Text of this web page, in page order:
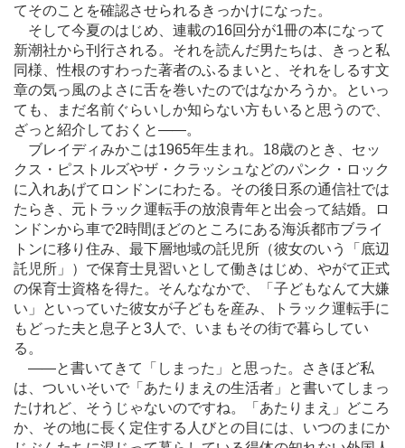
てそのことを確認させられるきっかけになった。
そして今夏のはじめ、連載の16回分が1冊の本になって
新潮社から刊行される。それを読んだ男たちは、きっと私
同様、性根のすわった著者のふるまいと、それをしるす文
章の気っ風のよさに舌を巻いたのではなかろうか。といっ
ても、まだ名前ぐらいしか知らない方もいると思うので、
ざっと紹介しておくと――。
ブレイディみかこは1965年生まれ。18歳のとき、セッ
クス・ピストルズやザ・クラッシュなどのパンク・ロック
に入れあげてロンドンにわたる。その後日系の通信社では
たらき、元トラック運転手の放浪青年と出会って結婚。ロ
ンドンから車で2時間ほどのところにある海浜都市ブライ
トンに移り住み、最下層地域の託児所（彼女のいう「底辺
託児所」）で保育士見習いとして働きはじめ、やがて正式
の保育士資格を得た。そんななかで、「子どもなんて大嫌
い」といっていた彼女が子どもを産み、トラック運転手に
もどった夫と息子と3人で、いまもその街で暮らしてい
る。
――と書いてきて「しまった」と思った。さきほど私
は、ついいそいで「あたりまえの生活者」と書いてしまっ
たけれど、そうじゃないのですね。「あたりまえ」どころ
か、その地に長く定住する人びとの目には、いつのまにか